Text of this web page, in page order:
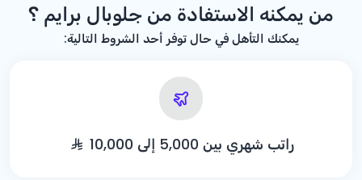
من يمكنه الاستفادة من جلوبال برايم ؟
يمكنك التأهل في حال توفر أحد الشروط التالية:
راتب شهري بين 5,000 إلى 10,000